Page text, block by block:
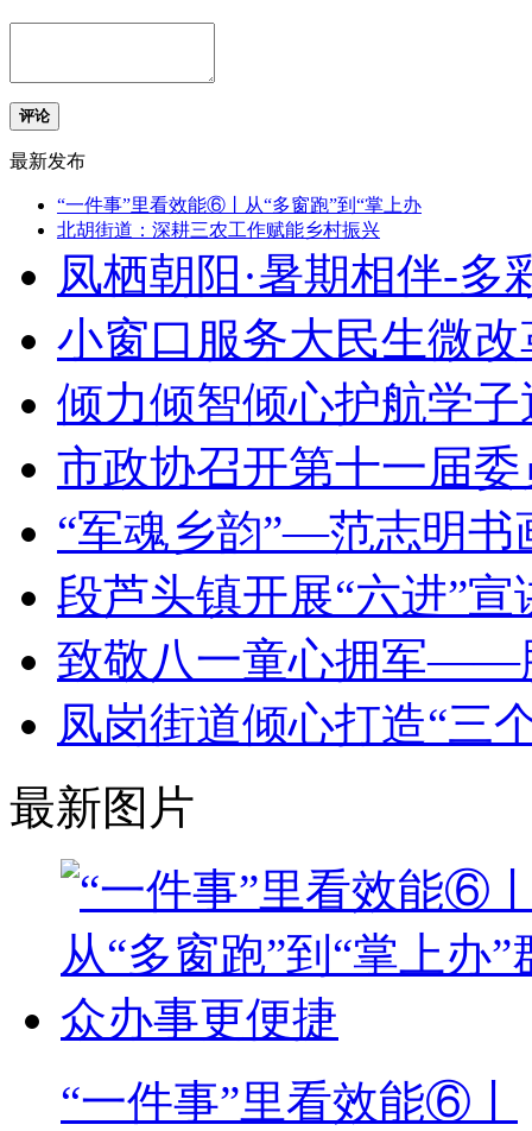
评论
最新发布
“一件事”里看效能⑥丨从“多窗跑”到“掌上办
北胡街道：深耕三农工作赋能乡村振兴
凤栖朝阳·暑期相伴-多
小窗口服务大民生微
倾力倾智倾心护航学
市政协召开第十一届
“军魂乡韵”—范志明书
段芦头镇开展“六进”宣
致敬八一童心拥军——
凤岗街道倾心打造“三
最新图片
“一件事”里看效能⑥丨